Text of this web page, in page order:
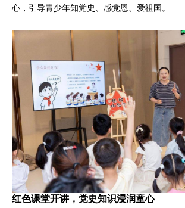
心，引导青少年知党史、感党恩、爱祖国。
红色课堂开讲，党史知识浸润童心